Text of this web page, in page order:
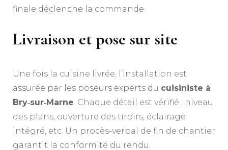
finale déclenche la commande.
Livraison et pose sur site
Une fois la cuisine livrée, l’installation est
assurée par les poseurs experts du cuisiniste à
Bry‑sur‑Marne . Chaque détail est vérifié : niveau
des plans, ouverture des tiroirs, éclairage
intégré, etc. Un procès-verbal de fin de chantier
garantit la conformité du rendu.